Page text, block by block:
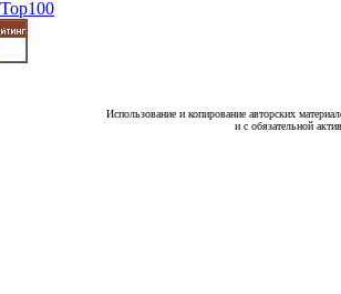
Использование и копирование авторских
и с обязательной